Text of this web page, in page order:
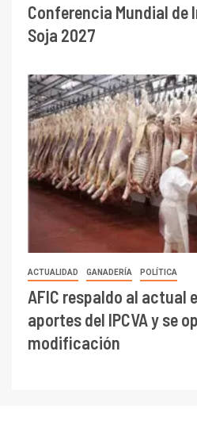
Conferencia Mundial de
Soja 2027
ACTUALIDAD GANADERÍA POLÍTICA
AFIC respaldo al actual
aportes del IPCVA y se
modificación